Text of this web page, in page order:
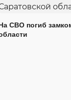
СВО погиб